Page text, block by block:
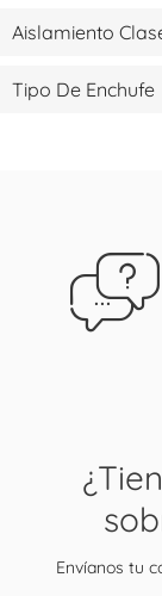
Aislamiento
Tipo De Enchufe
Envíanos tu